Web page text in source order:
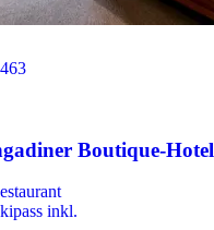
Boutique-Hotel
inkl.